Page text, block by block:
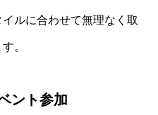
ルに合わせて無理なく取
。
ント参加